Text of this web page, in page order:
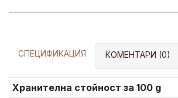
СПЕЦИФИКАЦИЯ КОМЕНТАРИ (0)
Хранителна стойност за 100 g